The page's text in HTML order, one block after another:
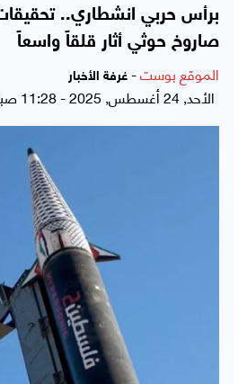
برأس حربي انشطاري..
صاروخ حوثي أثار قلقاً واسعاً
الموقع بوست- غرفة الأخبار
الأحد, 24 أغسطس, 2025 - 11:28 صباحاً